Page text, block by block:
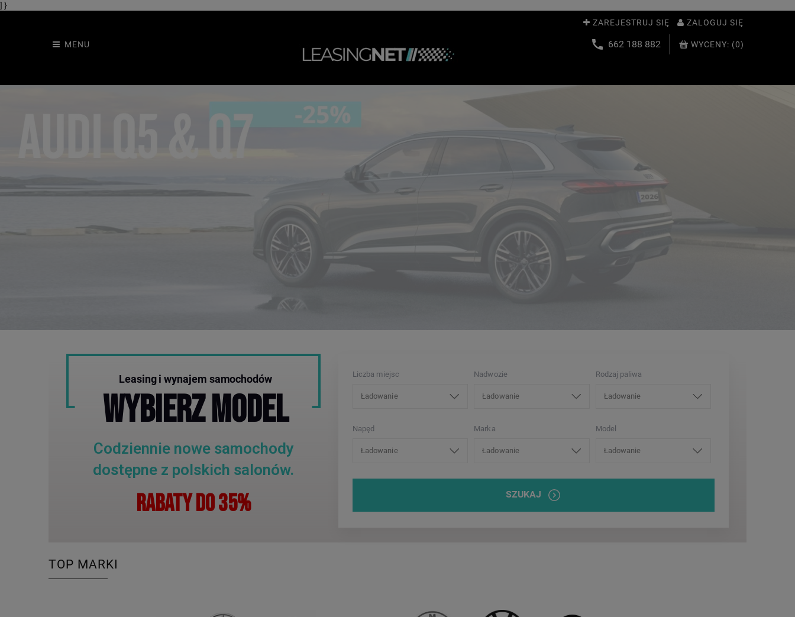
] }
ZAREJESTRUJ SIĘ
ZALOGUJ SIĘ
MENU 662 188 882 WYCENY: (0)
Leasing i wynajem samochodów
WYBIERZ MODEL
Codziennie nowe samochody
dostępne z polskich salonów.
RABATY DO 35%
Liczba miejsc
Ładowanie
Nadwozie
Ładowanie
Rodzaj paliwa
Ładowanie
Napęd
Ładowanie
Marka
Ładowanie
Model
Ładowanie
SZUKAJ
TOP MARKI